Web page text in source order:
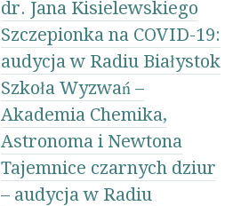
dr. Jana Kisielewskiego
Szczepionka na COVID-19:
audycja w Radiu Białystok
Szkoła Wyzwań –
Akademia Chemika,
Astronoma i Newtona
Tajemnice czarnych dziur
– audycja w Radiu